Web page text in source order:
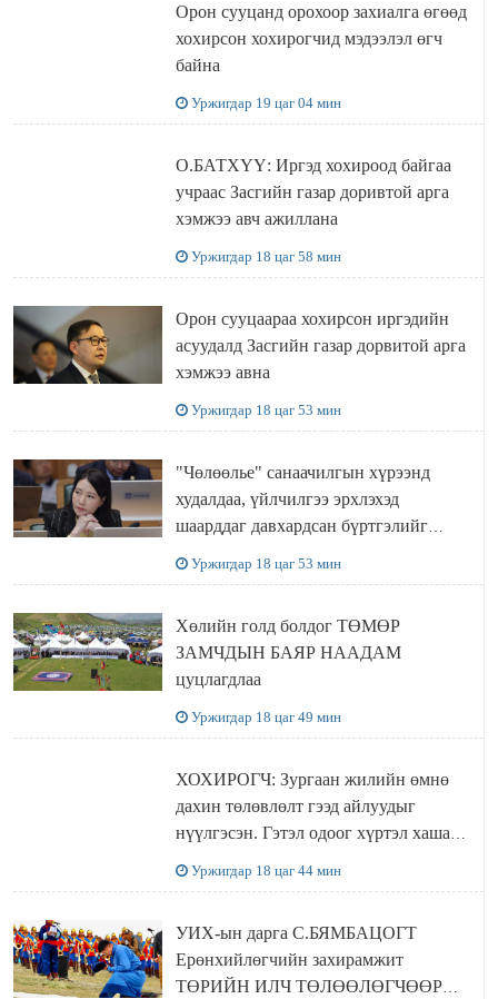
Орон сууцанд орохоор захиалга өгөөд
хохирсон хохирогчид мэдээлэл өгч
байна
Уржигдар 19 цаг 04 мин
О.БАТХҮҮ: Иргэд хохироод байгаа
учраас Засгийн газар доривтой арга
хэмжээ авч ажиллана
Уржигдар 18 цаг 58 мин
Орон сууцаараа хохирсон иргэдийн
асуудалд Засгийн газар дорвитой арга
хэмжээ авна
Уржигдар 18 цаг 53 мин
"Чөлөөлье" санаачилгын хүрээнд
худалдаа, үйлчилгээ эрхлэхэд
шаарддаг давхардсан бүртгэлийг
Уржигдар 18 цаг 53 мин
Хөлийн голд болдог ТӨМӨР
ЗАМЧДЫН БАЯР НААДАМ
цуцлагдлаа
Уржигдар 18 цаг 49 мин
ХОХИРОГЧ: Зургаан жилийн өмнө
дахин төлөвлөлт гээд айлуудыг
нүүлгэсэн. Гэтэл одоог хүртэл хашаа
Уржигдар 18 цаг 44 мин
УИХ-ын дарга С.БЯМБАЦОГТ
Ерөнхийлөгчийн захирамжит
ТӨРИЙН ИЛЧ ТӨЛӨӨЛӨГЧӨӨР